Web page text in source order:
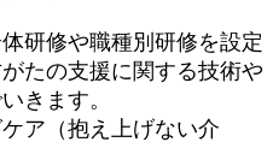
研修や職種別研修を設定
たの支援に関する技術や
きます。
ア（抱え上げない介